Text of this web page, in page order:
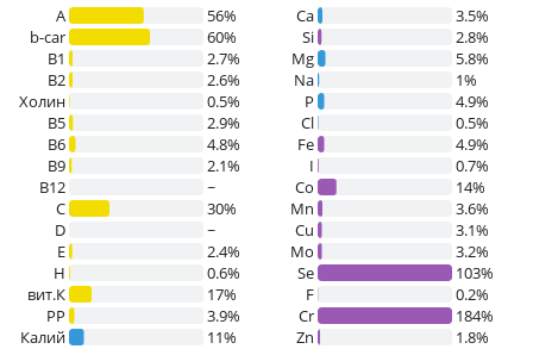
A
56%
b-car
60%
В1
2.7%
B2
2.6%
Холин
0.5%
B5
2.9%
B6
4.8%
B9
2.1%
B12
~
C
30%
D
~
E
2.4%
H
0.6%
вит.К
17%
PP
3.9%
Калий
11%
Ca
3.5%
Si
2.8%
Mg
5.8%
Na
1%
P
4.9%
Cl
0.5%
Fe
4.9%
I
0.7%
Co
14%
Mn
3.6%
Cu
3.1%
Mo
3.2%
Se
103%
F
0.2%
Cr
184%
Zn
1.8%